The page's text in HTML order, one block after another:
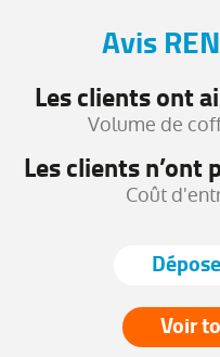
Avis
Les clients ont
Volume de
Les clients n’ont
Coût
Voir